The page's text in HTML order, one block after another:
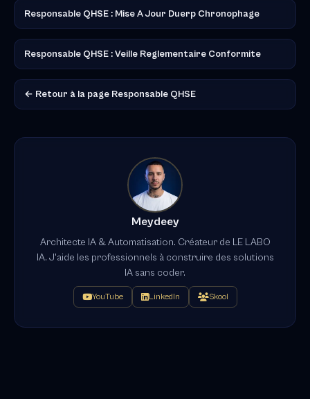
Responsable QHSE : Mise A Jour Duerp Chronophage
Responsable QHSE : Veille Reglementaire Conformite
← Retour à la page Responsable QHSE
Meydeey
Architecte IA & Automatisation. Créateur de LE LABO
IA. J'aide les professionnels à construire des solutions
IA sans coder.
YouTube LinkedIn Skool